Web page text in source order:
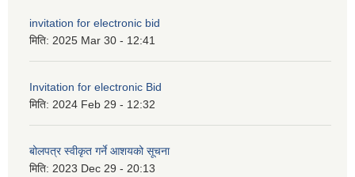
invitation for electronic bid
मिति: 2025 Mar 30 - 12:41
Invitation for electronic Bid
मिति: 2024 Feb 29 - 12:32
बोलपत्र स्वीकृत गर्ने आशयको सूचना
मिति: 2023 Dec 29 - 20:13